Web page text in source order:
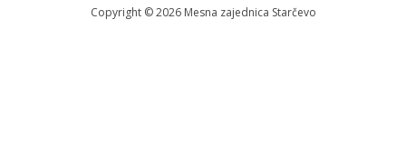
Copyright © 2026 Меsna zajednica Starčevo